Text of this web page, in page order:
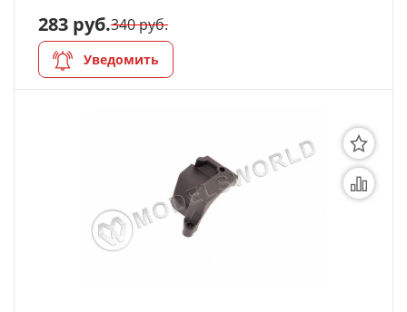
283 руб.340 руб.
Уведомить